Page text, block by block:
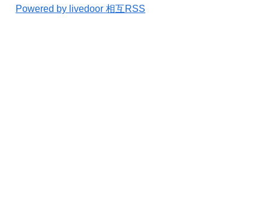
Powered by livedoor 相互RSS